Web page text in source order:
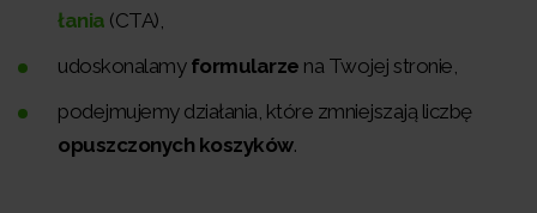
łania (CTA),
udoskonalamy formularze na Twojej stronie,
podejmujemy działania, które zmniejszają liczbę
opuszczonych koszyków.